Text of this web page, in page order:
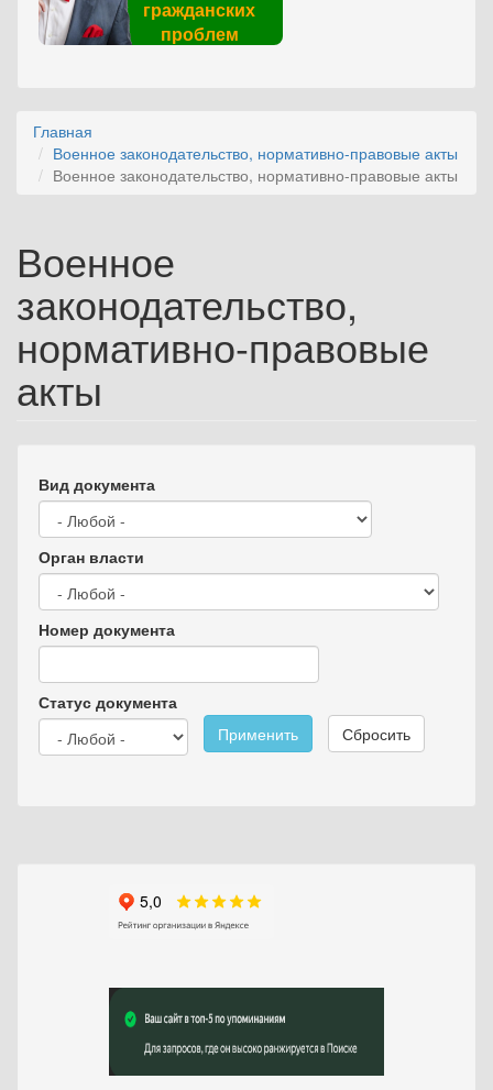
гражданских
проблем
Главная
Военное законодательство, нормативно-правовые акты
Военное законодательство, нормативно-правовые акты
Военное
законодательство,
нормативно-правовые
акты
Вид документа
Орган власти
Номер документа
Статус документа
Применить
Сбросить